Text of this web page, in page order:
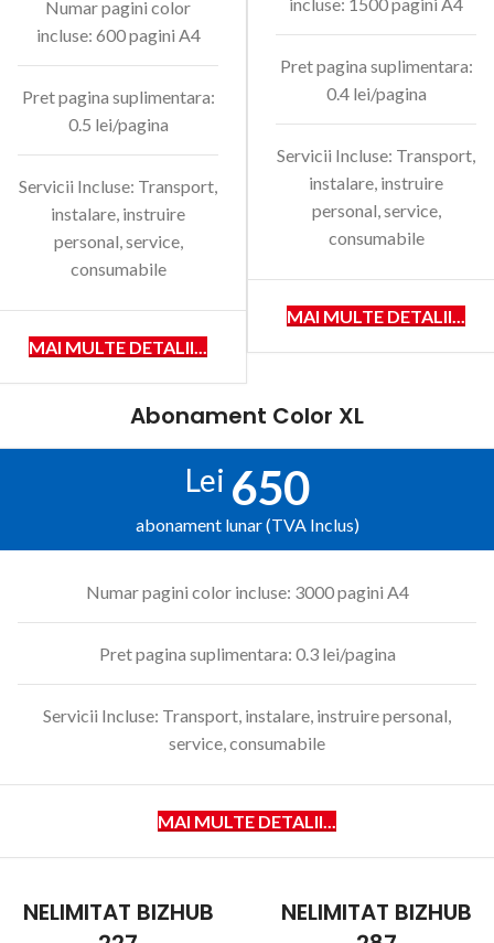
Numar pagini color
incluse: 600 pagini A4
Pret pagina suplimentara:
0.5 lei/pagina
Servicii Incluse: Transport,
instalare, instruire
personal, service,
consumabile
MAI MULTE DETALII...
incluse: 1500 pagini A4
Pret pagina suplimentara:
0.4 lei/pagina
Servicii Incluse: Transport,
instalare, instruire
personal, service,
consumabile
MAI MULTE DETALII...
Abonament Color XL
Lei 650
abonament lunar (TVA Inclus)
Numar pagini color incluse: 3000 pagini A4
Pret pagina suplimentara: 0.3 lei/pagina
Servicii Incluse: Transport, instalare, instruire personal,
service, consumabile
MAI MULTE DETALII...
NELIMITAT BIZHUB
NELIMITAT BIZHUB